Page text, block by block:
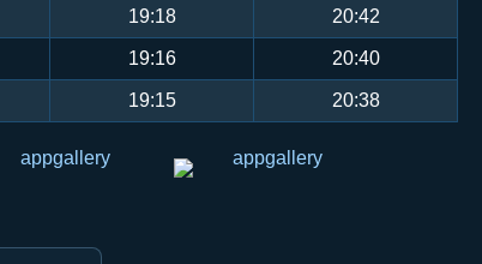
19:18 20:42
19:16 20:40
19:15 20:38